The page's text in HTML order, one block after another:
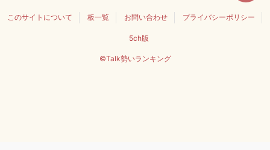
このサイトについて 板一覧 お問い合わせ プライバシーポリシー
5ch版
©Talk勢いランキング